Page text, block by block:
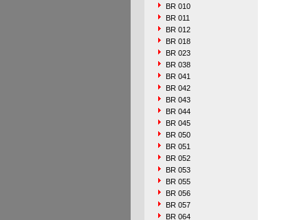
BR 010
BR 011
BR 012
BR 018
BR 023
BR 038
BR 041
BR 042
BR 043
BR 044
BR 045
BR 050
BR 051
BR 052
BR 053
BR 055
BR 056
BR 057
BR 064